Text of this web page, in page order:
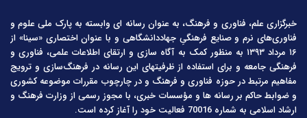
خبرگزاری علم، فناوری و فرهنگ، به عنوان رسانه ای وابسته به پارک ملی علوم و
فناوری‌های نرم و صنایع فرهنگیِ جهاددانشگاهی و با عنوان اختصاری «سینا» از
۱۶ مرداد ۱۳۹۳ به منظور کمک به آگاه سازی و ارتقای اطلاعات علمی، فناوری و
فرهنگی جامعه و برای استفاده از ظرفیتهای این رسانه در فرهنگ‌سازی و ترویج
مفاهیم مرتبط در حوزه فناوری و فرهنگ و در چارچوب مقررات موضوعه کشوری
و ضوابط حاکم بر رسانه ها و مؤسسات خبری، با مجوز رسمی از وزارت فرهنگ و
ارشاد اسلامی به شماره 70016 فعالیت خود را آغاز کرده است.